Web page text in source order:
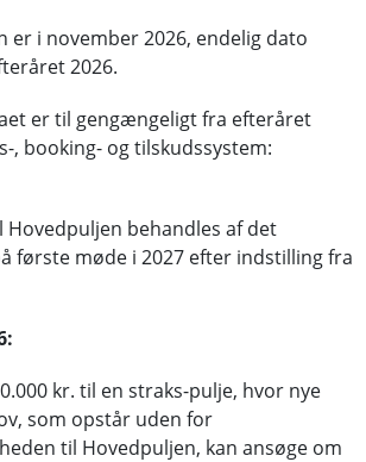
er i november 2026, endelig dato
2026.
er til gengængeligt fra efteråret
, booking- og tilskudssystem:
Hovedpuljen behandles af det
første møde i 2027 efter indstilling fra
kr. til en straks-pulje, hvor nye
som opstår uden for
til Hovedpuljen, kan ansøge om